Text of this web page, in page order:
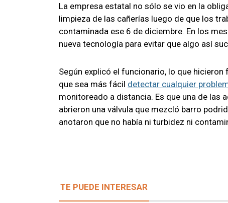
La empresa estatal no sólo se vio en la
limpieza de las cañerías luego de que los
contaminada ese 6 de diciembre. En los
nueva tecnología para evitar que algo así
Según explicó el funcionario, lo que
que sea más fácil detectar cualquier
monitoreado a distancia. Es que una de las
abrieron una válvula que mezcló barro
anotaron que no había ni turbidez ni
TE PUEDE INTERESAR